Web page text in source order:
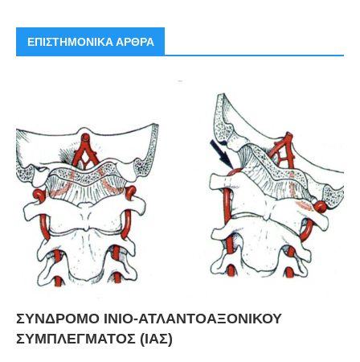
ΕΠΙΣΤΗΜΟΝΙΚΑ ΑΡΘΡΑ
ΣΥΝΔΡΟΜΟ ΙΝΙΟ-ΑΤΛΑΝΤΟΑΞΟΝΙΚΟΥ
ΣΥΜΠΛΕΓΜΑΤΟΣ (ΙΑΣ)